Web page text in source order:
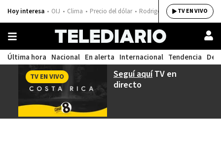
Hoy interesa OIJ Clima Precio del dólar Rodrigo ChavesTV EN VIVO
Última hora Nacional En alerta Internacional Tendencia
Seguí aquíTV en
directo
TV EN VIVO